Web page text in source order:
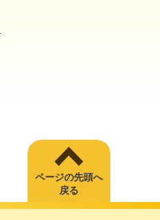
ページの先頭へ
戻る